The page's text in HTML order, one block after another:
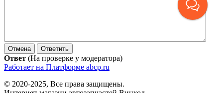
Ответ (На проверке у модератора)
Работает на Платформе abcp.ru
© 2020-2025, Все права защищены.